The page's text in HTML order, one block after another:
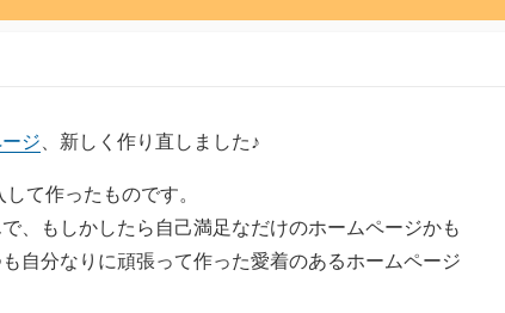
ジ、新しく作り直しました♪
て作ったものです。
、もしかしたら自己満足なだけのホームページかも
自分なりに頑張って作った愛着のあるホームページ